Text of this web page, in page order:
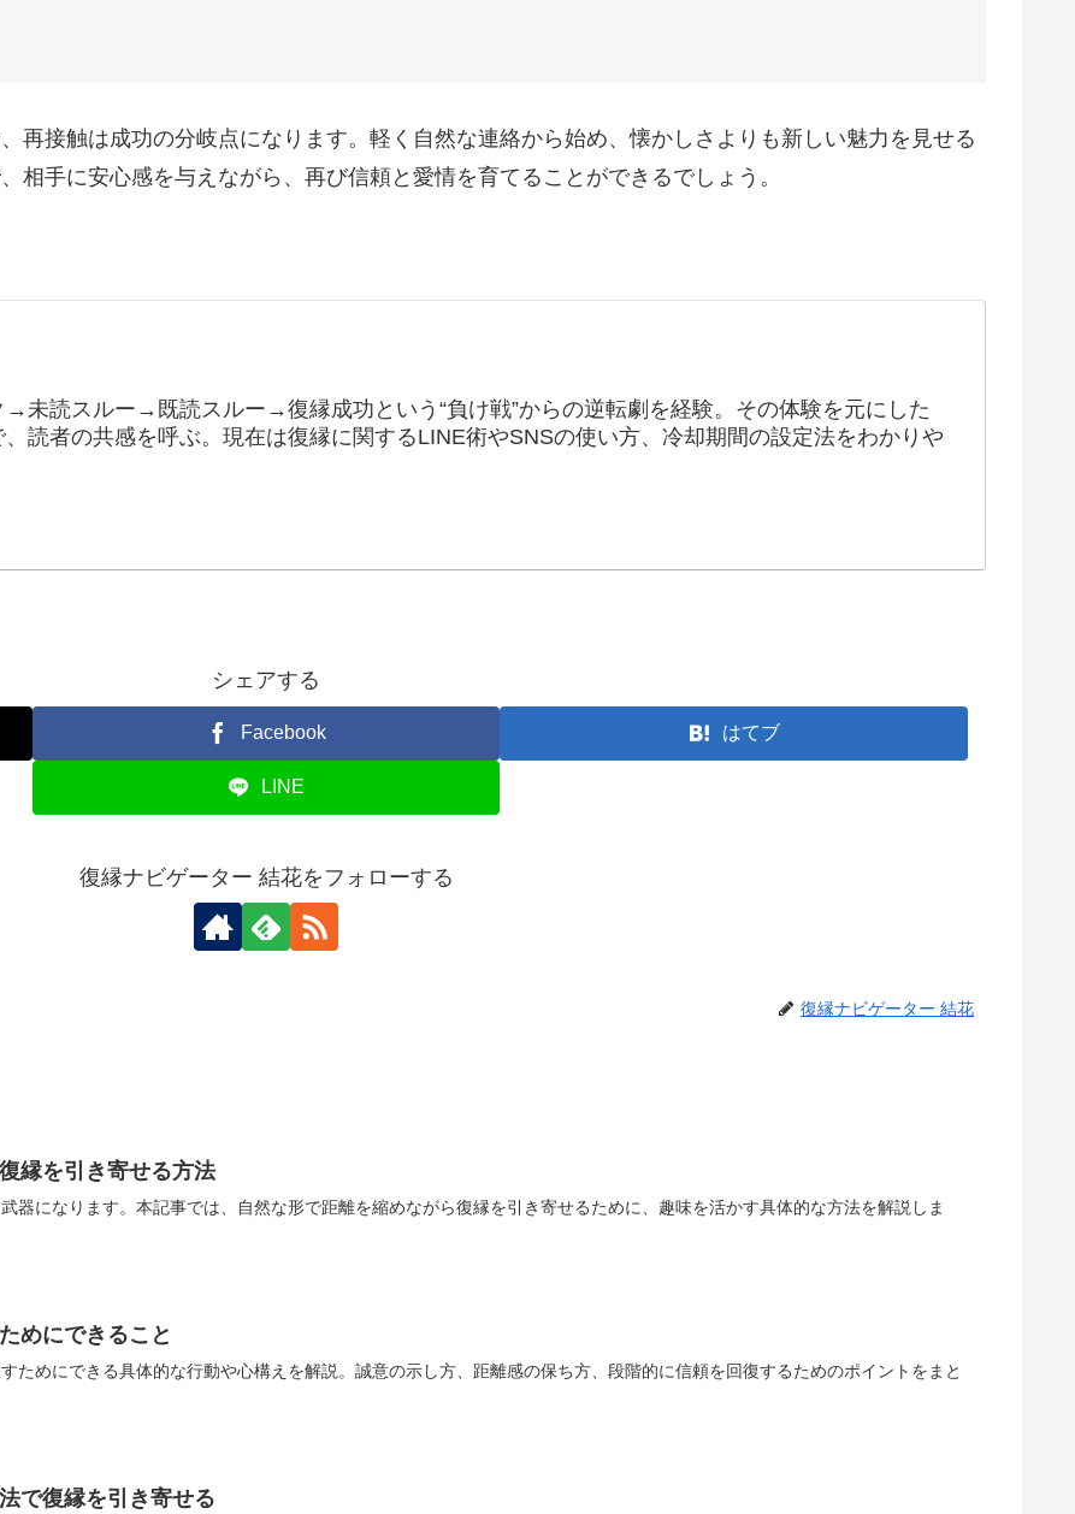
再接触は成功の分岐点になります。軽く自然な連絡から始め、懐かしさよりも新しい魅力を見せる
相手に安心感を与えながら、再び信頼と愛情を育てることができるでしょう。
未読スルー→既読スルー→復縁成功という“負け戦”からの逆転劇を経験。その体験を元にした
、読者の共感を呼ぶ。現在は復縁に関するLINE術やSNSの使い方、冷却期間の設定法をわかりや
シェアする
Facebook はてブ
LINE
復縁ナビゲーター 結花をフォローする
復縁ナビゲーター 結花
縁を引き寄せる方法
器になります。本記事では、自然な形で距離を縮めながら復縁を引き寄せるために、趣味を活かす具体的な方法を解説しま
めにできること
ためにできる具体的な行動や心構えを解説。誠意の示し方、距離感の保ち方、段階的に信頼を回復するためのポイントをまと
で復縁を引き寄せる